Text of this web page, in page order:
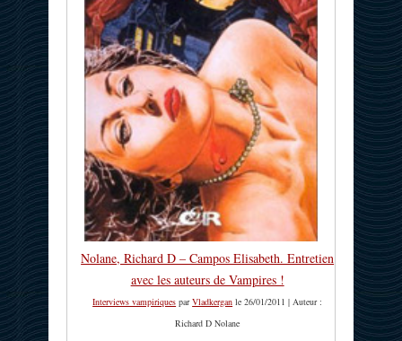
Nolane, Richard D – Campos Elisabeth. Entretien
avec les auteurs de Vampires !
Interviews vampiriques parVladkergan le 26/01/2011 | Auteur :
Richard D Nolane